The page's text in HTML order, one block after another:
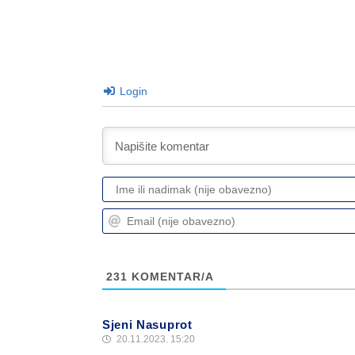
Login
231 KOMENTAR/A
Sjeni Nasuprot
20.11.2023. 15:20